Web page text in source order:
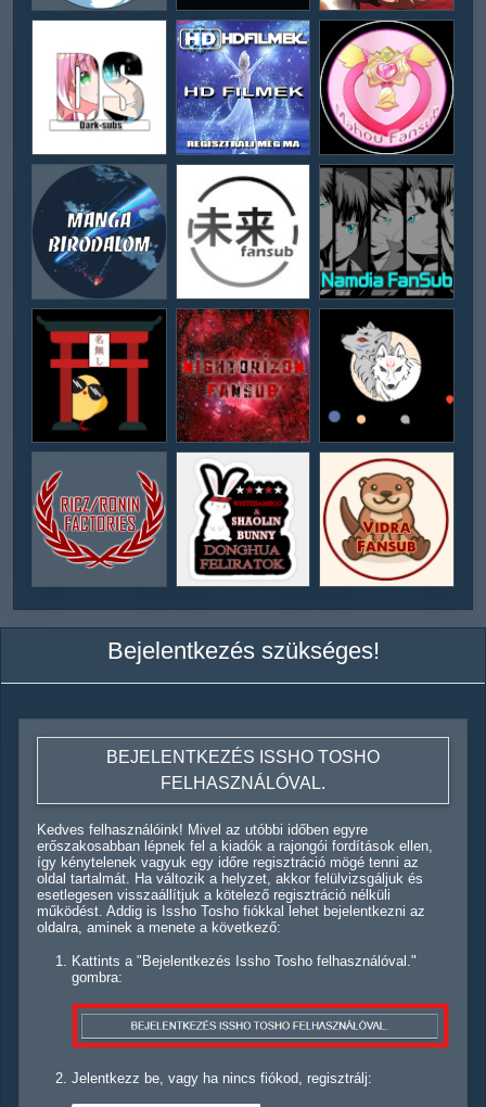
Bejelentkezés szükséges!
BEJELENTKEZÉS ISSHO TOSHO
FELHASZNÁLÓVAL.
Kedves felhasználóink! Mivel az utóbbi időben egyre
erőszakosabban lépnek fel a kiadók a rajongói fordítások ellen,
így kénytelenek vagyuk egy időre regisztráció mögé tenni az
oldal tartalmát. Ha változik a helyzet, akkor felülvizsgáljuk és
esetlegesen visszaállítjuk a kötelező regisztráció nélküli
működést. Addig is Issho Tosho fiókkal lehet bejelentkezni az
oldalra, aminek a menete a következő:
Kattints a "Bejelentkezés Issho Tosho felhasználóval."
gombra:
Jelentkezz be, vagy ha nincs fiókod, regisztrálj: